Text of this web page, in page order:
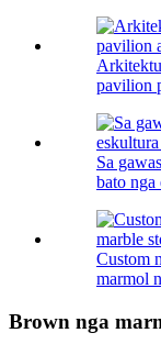
pavilion
Sa
bato nga
Custom
marmol
Brown nga